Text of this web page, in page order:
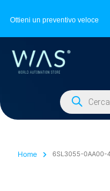
Ottieni un preventivo veloce
Home 6SL3055-0AA00-